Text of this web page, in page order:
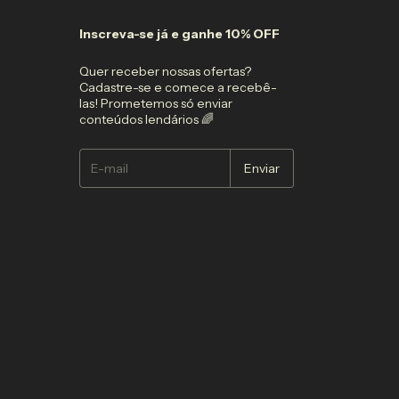
Inscreva-se já e ganhe 10% OFF
Quer receber nossas ofertas?
Cadastre-se e comece a recebê-
las! Prometemos só enviar
conteúdos lendários 🌈